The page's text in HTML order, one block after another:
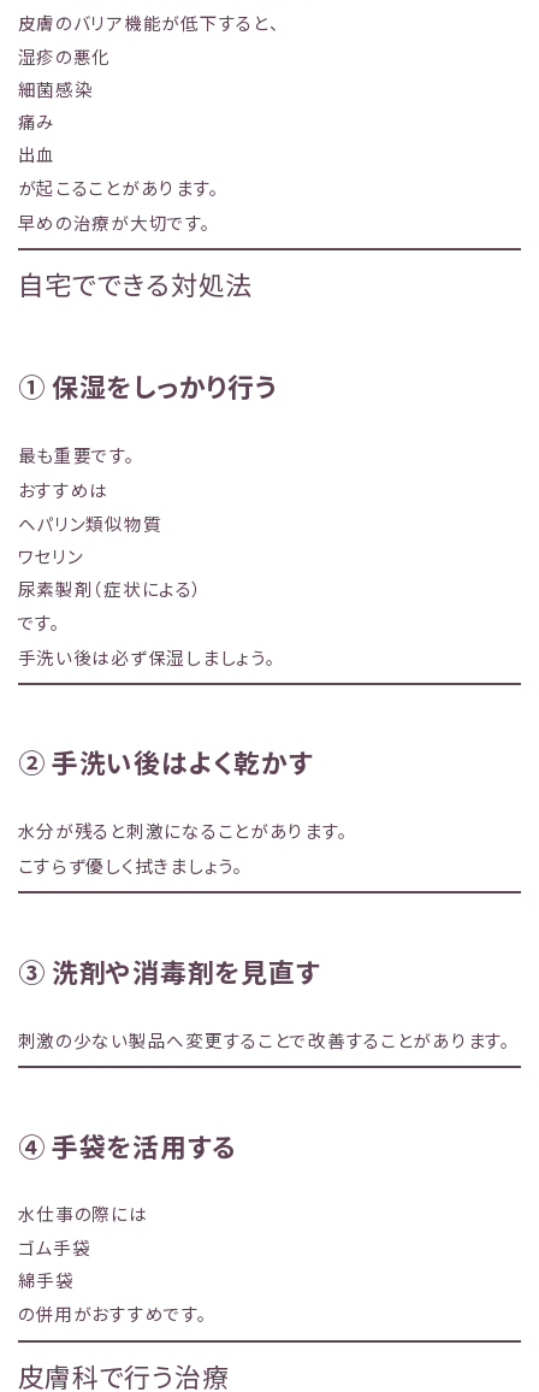
皮膚のバリア機能が低下すると、
湿疹の悪化
細菌感染
痛み
出血
が起こることがあります。
早めの治療が大切です。
自宅でできる対処法
① 保湿をしっかり行う
最も重要です。
おすすめは
ヘパリン類似物質
ワセリン
尿素製剤（症状による）
です。
手洗い後は必ず保湿しましょう。
② 手洗い後はよく乾かす
水分が残ると刺激になることがあります。
こすらず優しく拭きましょう。
③ 洗剤や消毒剤を見直す
刺激の少ない製品へ変更することで改善することがあります。
④ 手袋を活用する
水仕事の際には
ゴム手袋
綿手袋
の併用がおすすめです。
皮膚科で行う治療